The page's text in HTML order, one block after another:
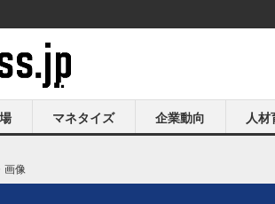
マネタイズ 企業動向 人材
画像